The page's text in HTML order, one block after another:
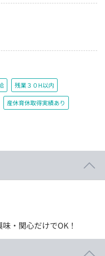
残業３０H以内
産休育休取得実績あり
・関心だけでOK！